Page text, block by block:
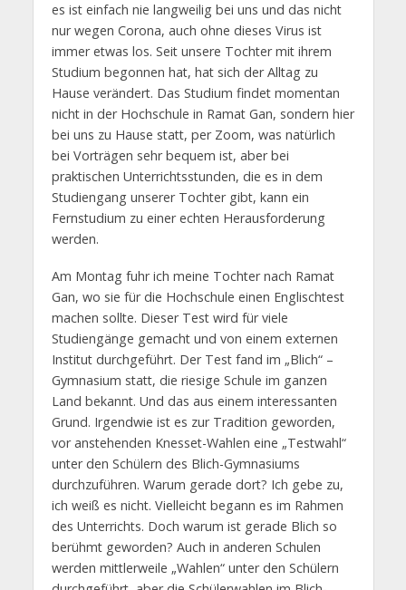
es ist einfach nie langweilig bei uns und das nicht
nur wegen Corona, auch ohne dieses Virus ist
immer etwas los. Seit unsere Tochter mit ihrem
Studium begonnen hat, hat sich der Alltag zu
Hause verändert. Das Studium findet momentan
nicht in der Hochschule in Ramat Gan, sondern hier
bei uns zu Hause statt, per Zoom, was natürlich
bei Vorträgen sehr bequem ist, aber bei
praktischen Unterrichtsstunden, die es in dem
Studiengang unserer Tochter gibt, kann ein
Fernstudium zu einer echten Herausforderung
werden.
Am Montag fuhr ich meine Tochter nach Ramat
Gan, wo sie für die Hochschule einen Englischtest
machen sollte. Dieser Test wird für viele
Studiengänge gemacht und von einem externen
Institut durchgeführt. Der Test fand im „Blich“ –
Gymnasium statt, die riesige Schule im ganzen
Land bekannt. Und das aus einem interessanten
Grund. Irgendwie ist es zur Tradition geworden,
vor anstehenden Knesset-Wahlen eine „Testwahl“
unter den Schülern des Blich-Gymnasiums
durchzuführen. Warum gerade dort? Ich gebe zu,
ich weiß es nicht. Vielleicht begann es im Rahmen
des Unterrichts. Doch warum ist gerade Blich so
berühmt geworden? Auch in anderen Schulen
werden mittlerweile „Wahlen“ unter den Schülern